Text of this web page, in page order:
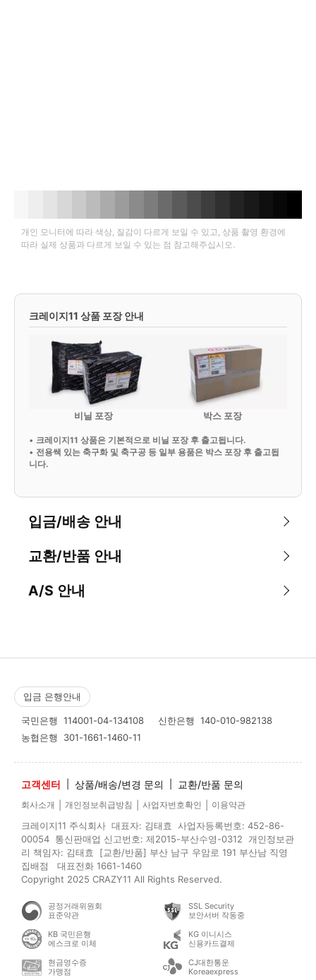
개인 모니터에 따라 색상, 질감이 다르게 보일 수 있고, 상품 촬영 환경에
따라 실제 상품과 다르게 보일 수 있는 점 참고해주십시오.
크레이지11 상품 포장 안내
비닐 포장 박스 포장
• 크레이지11 상품은 기본적으로 비닐 포장 후 출고됩니다.
• 전용쌕 있는 축구화 및 축구공 등 일부 용품은 박스 포장 후 출고됩
니다.
입금/배송 안내
교환/반품 안내
A/S 안내
입금 은행안내
국민은행 114001-04-134108 신한은행 140-010-982138
농협은행 301-1661-1460-11
고객센터 상품/배송/변경 문의 교환/반품 문의
회사소개 개인정보취급방침 사업자번호확인 이용약관
크레이지11 주식회사 대표자: 김태효 사업자등록번호: 452-86-
00054 통신판매업 신고번호: 제2015-부산수영-0312 개인정보관
리 책임자: 김태효 [교환/반품] 부산 남구 우암로 191 부산남 직영
집배점 대표전화 1661-1460
Copyright 2025 CRAZY11 All Rights Reserved.
공정거래위원회
표준약관
SSL Security
보안서버 작동중
KB 국민은행
에스크로 이체
KG 이니시스
신용카드결제
현금영수증
가맹점
CJ대한통운
Koreaexpress